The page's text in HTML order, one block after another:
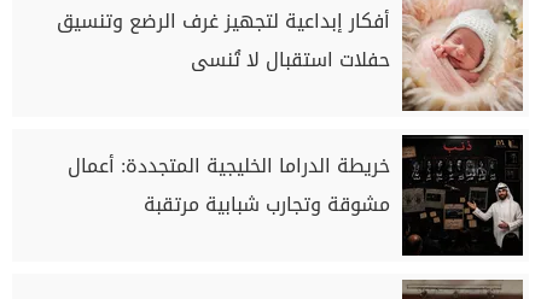
أفكار إبداعية لتجهيز غرف الرضع وتنسيق
حفلات استقبال لا تُنسى
خريطة الدراما الخليجية المتجددة: أعمال
مشوقة وتجارب شبابية مرتقبة